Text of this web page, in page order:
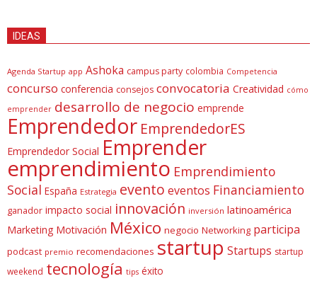
IDEAS
Agenda Startup app Ashoka campus party colombia Competencia
concurso conferencia consejos convocatoria Creatividad cómo
emprender desarrollo de negocio emprende
Emprendedor EmprendedorES
Emprendedor Social Emprender
emprendimiento Emprendimiento
Social España Estrategia evento eventos Financiamiento
ganador impacto social innovación inversión latinoamérica
Marketing Motivación México negocio Networking participa
podcast premio recomendaciones startup Startups startup
weekend tecnología tips éxito